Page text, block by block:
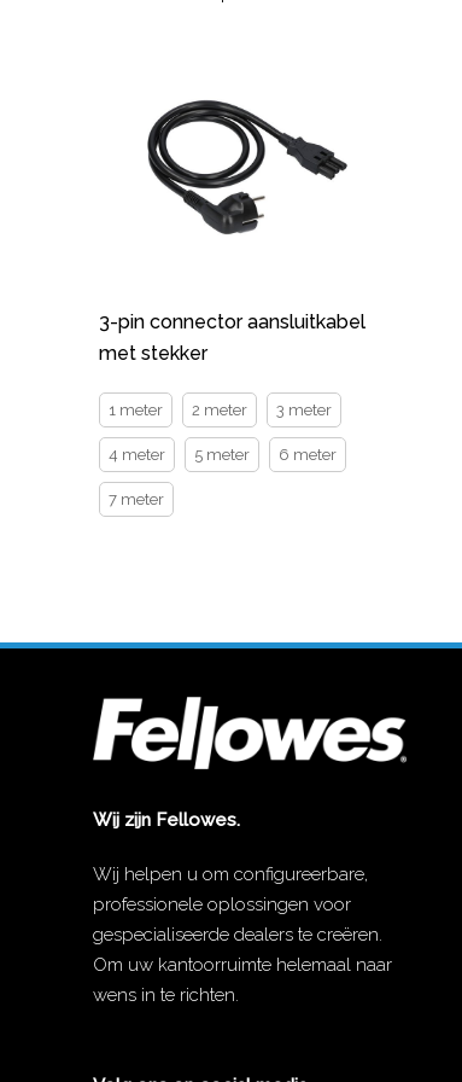
3-pin connector aansluitkabel
met stekker
1 meter 2 meter 3 meter
4 meter 5 meter 6 meter
7 meter
Wij zijn Fellowes.
Wij helpen u om configureerbare,
professionele oplossingen voor
gespecialiseerde dealers te creëren.
Om uw kantoorruimte helemaal naar
wens in te richten.